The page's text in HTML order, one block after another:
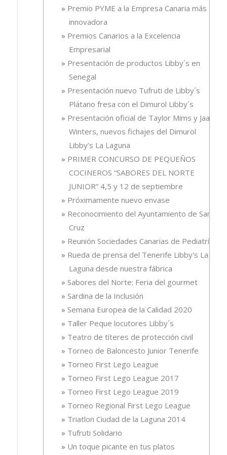
Premio PYME a la Empresa Canaria más
innovadora
Premios Canarios a la Excelencia
Empresarial
Presentación de productos Libby´s en
Senegal
Presentación nuevo Tufruti de Libby´s
Plátano fresa con el Dimurol Libby´s
Presentación oficial de Taylor Mims y Jaali
Winters, nuevos fichajes del Dimurol
Libby’s La Laguna
PRIMER CONCURSO DE PEQUEÑOS
COCINEROS “SABORES DEL NORTE
JUNIOR” 4,5 y 12 de septiembre
Próximamente nuevo envase
Reconocimiento del Ayuntamiento de Santa
Cruz
Reunión Sociedades Canarias de Pediatría
Rueda de prensa del Tenerife Libby's La
Laguna desde nuestra fábrica
Sabores del Norte: Feria del gourmet
Sardina de la Inclusión
Semana Europea de la Calidad 2020
Taller Peque locutores Libby´s
Teatro de títeres de protección civil
Torneo de Baloncesto Junior Tenerife
Torneo First Lego League
Torneo First Lego League 2017
Torneo First Lego League 2019
Torneo Regional First Lego League
Triatlon Ciudad de la Laguna 2014
Tufruti Solidario
Un toque picante en tus platos